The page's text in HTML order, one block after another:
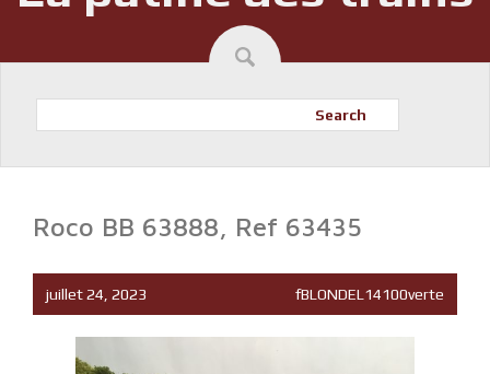
Search
Roco BB 63888, Ref 63435
juillet 24, 2023 fBLONDEL14100verte